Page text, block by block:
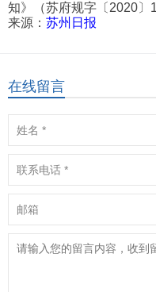
知》（苏府规字〔2020〕
来源： 苏州日报
在线留言